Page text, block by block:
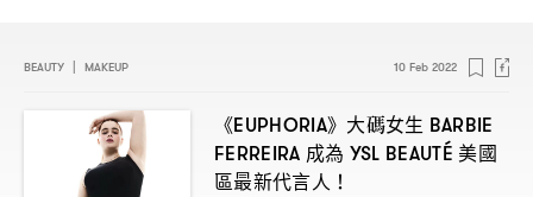
BEAUTY MAKEUP 10 Feb 2022
《EUPHORIA》大碼女生 BARBIE
FERREIRA 成為 YSL BEAUTÉ 美國
區最新代言人！